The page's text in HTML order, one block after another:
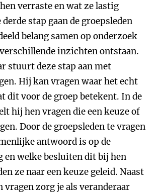
verraste en wat ze lastig
stap gaan de groepsleden
belang samen op onderzoek
inzichten ontstaan.
stuurt deze stap aan met
Hij kan vragen waar het echt
dit voor de groep betekent. In de
hij hen vragen die een keuze of
Door de groepsleden te vragen
antwoord is op de
en welke besluiten dit bij hen
ze naar een keuze geleid. Naast
vragen zorg je als veranderaar